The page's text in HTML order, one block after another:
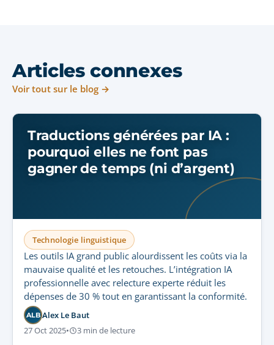
Articles connexes
Voir tout sur le blog →
Traductions générées par IA :
pourquoi elles ne font pas
gagner de temps (ni d’argent)
Technologie linguistique
Les outils IA grand public alourdissent les coûts via la
mauvaise qualité et les retouches. L’intégration IA
professionnelle avec relecture experte réduit les
dépenses de 30 % tout en garantissant la conformité.
ALB Alex Le Baut
27 Oct 2025• 3 min de lecture